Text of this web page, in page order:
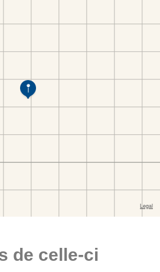
de celle-ci